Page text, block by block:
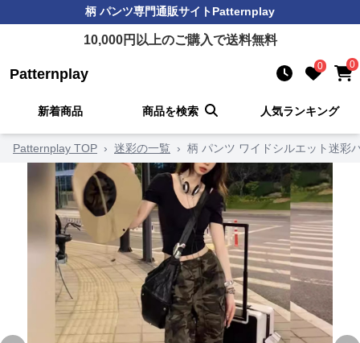
柄 パンツ専門通販サイトPatternplay
10,000円以上のご購入で送料無料
Patternplay 0 0
新着商品 商品を検索 人気ランキング
Patternplay TOP › 迷彩の一覧 › 柄 パンツ ワイドシルエット迷彩